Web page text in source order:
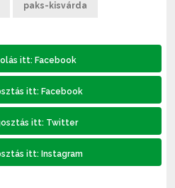
paks-kisvárda